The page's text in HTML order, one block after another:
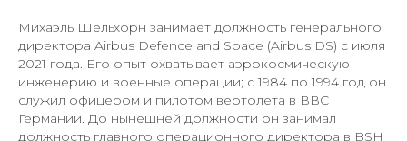
Михаэль Шельхорн занимает должность генерального
директора Airbus Defence and Space (Airbus DS) с июля
2021 года. Его опыт охватывает аэрокосмическую
инженерию и военные операции; с 1984 по 1994 год он
служил офицером и пилотом вертолета в ВВС
Германии. До нынешней должности он занимал
должность главного операционного директора в BSH